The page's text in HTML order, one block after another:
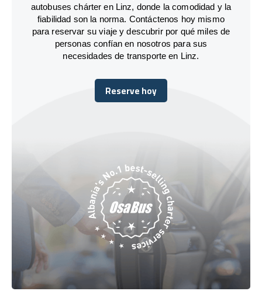
autobuses chárter en Linz, donde la comodidad y la
fiabilidad son la norma. Contáctenos hoy mismo
para reservar su viaje y descubrir por qué miles de
personas confían en nosotros para sus
necesidades de transporte en Linz.
Reserve hoy
Reserve hoy